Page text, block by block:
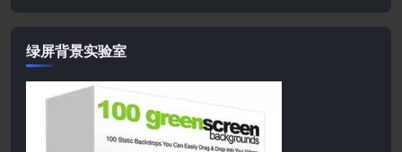
绿屏背景实验室